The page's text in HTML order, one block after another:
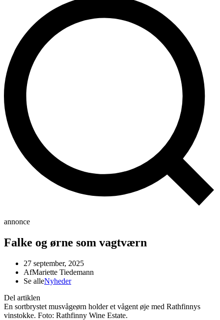
annonce
Falke og ørne som vagtværn
27 september, 2025
AfMariette Tiedemann
Se alleNyheder
Del artiklen
En sortbrystet musvågeørn holder et vågent øje med Rathfinnys
vinstokke. Foto: Rathfinny Wine Estate.